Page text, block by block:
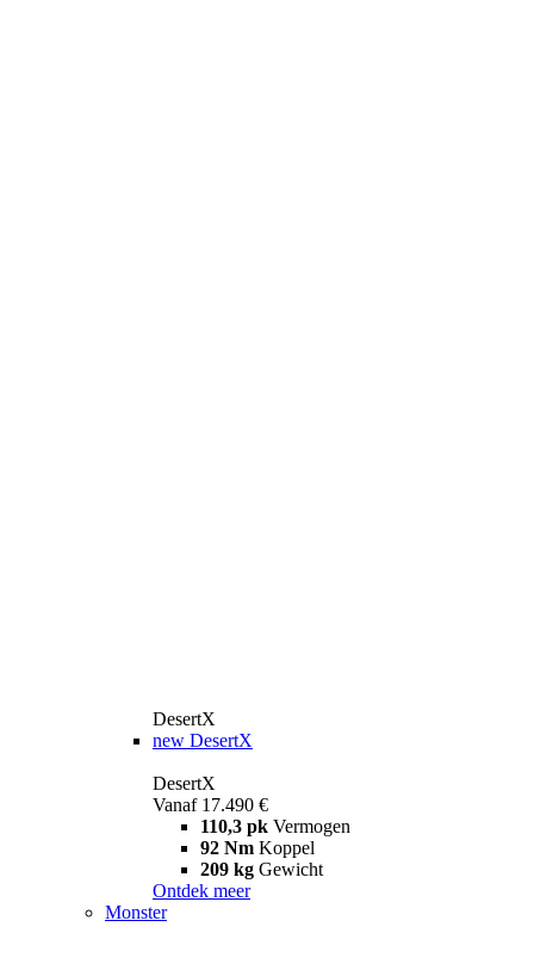
DesertX
new DesertX
DesertX
Vanaf 17.490 €
110,3 pk Vermogen
92 Nm Koppel
209 kg Gewicht
Ontdek meer
Monster